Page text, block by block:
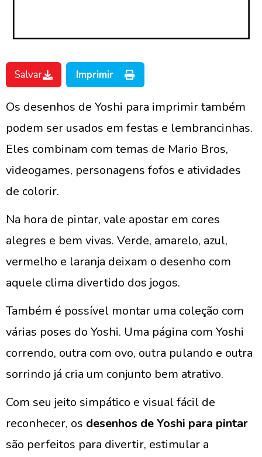
Salvar Imprimir
Os desenhos de Yoshi para imprimir também
podem ser usados em festas e lembrancinhas.
Eles combinam com temas de Mario Bros,
videogames, personagens fofos e atividades
de colorir.
Na hora de pintar, vale apostar em cores
alegres e bem vivas. Verde, amarelo, azul,
vermelho e laranja deixam o desenho com
aquele clima divertido dos jogos.
Também é possível montar uma coleção com
várias poses do Yoshi. Uma página com Yoshi
correndo, outra com ovo, outra pulando e outra
sorrindo já cria um conjunto bem atrativo.
Com seu jeito simpático e visual fácil de
reconhecer, os desenhos de Yoshi para pintar
são perfeitos para divertir, estimular a